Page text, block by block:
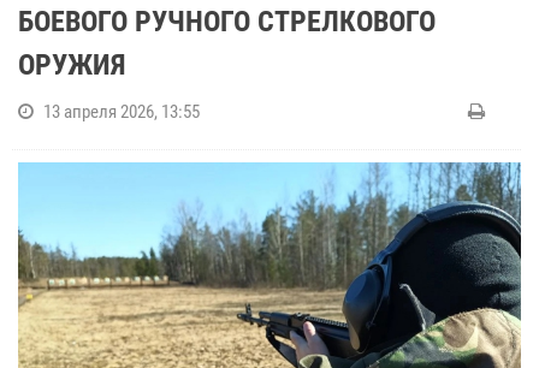
БОЕВОГО РУЧНОГО СТРЕЛКОВОГО
ОРУЖИЯ
13 апреля 2026, 13:55